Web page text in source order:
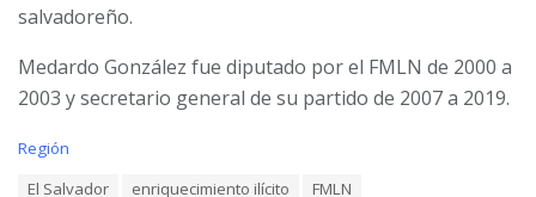
salvadoreño.
Medardo González fue diputado por el FMLN de 2000 a
2003 y secretario general de su partido de 2007 a 2019.
C
Región
El Salvador enriquecimiento ilícito
FMLN